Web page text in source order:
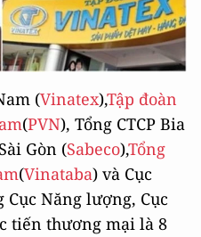
(Vinatex),Tập đoàn
(PVN), Tổng CTCP Bia
Gòn (Sabeco),Tổng
(Vinataba) và Cục
Năng lượng, Cục
tiến thương mại là 8